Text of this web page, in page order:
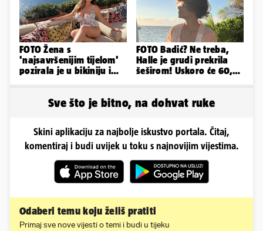
FOTO Žena s
'najsavršenijim tijelom'
pozirala je u bikiniju i
FOTO Badić? Ne treba,
Halle je grudi prekrila
šeširom! Uskoro će 60,
Sve što je bitno, na dohvat ruke
Skini aplikaciju za najbolje iskustvo portala. Čitaj,
komentiraj i budi uvijek u toku s najnovijim vijestima.
Odaberi temu koju želiš pratiti
Primaj sve nove vijesti o temi i budi u tijeku